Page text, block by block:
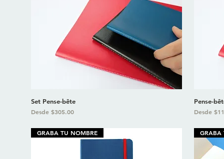
Set Pense-bête
Desde $305.00
Precio de oferta
Pense-
Desde
Precio de
GRABA TU NOMBRE GRABA